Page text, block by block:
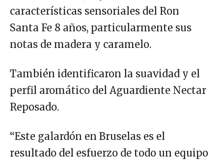
características sensoriales del Ron
Santa Fe 8 años, particularmente sus
notas de madera y caramelo.
También identificaron la suavidad y el
perfil aromático del Aguardiente Nectar
Reposado.
“Este galardón en Bruselas es el
resultado del esfuerzo de todo un equipo